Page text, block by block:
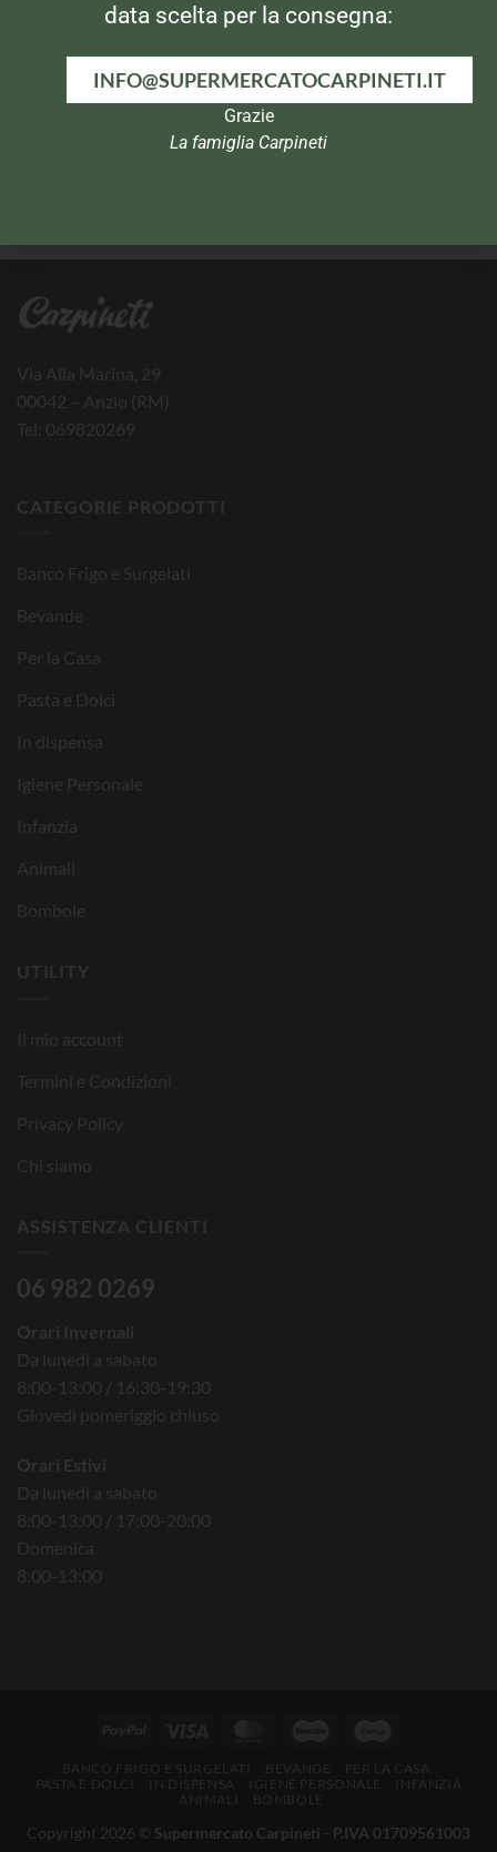
Via Alla Marina, 29
00042 – Anzio (RM)
Tel: 069820269
CATEGORIE PRODOTTI
Banco Frigo e Surgelati
Bevande
Per la Casa
Pasta e Dolci
In dispensa
Igiene Personale
Infanzia
Animali
Bombole
UTILITY
Il mio account
Termini e Condizioni
Privacy Policy
Chi siamo
ASSISTENZA CLIENTI
06 982 0269
Orari Invernali
Da lunedì a sabato
8:00-13:00 / 16:30-19:30
Giovedì pomeriggio chiuso
Orari Estivi
Da lunedì a sabato
8:00-13:00 / 17:00-20:00
Domenica
8:00-13:00
Copyright 2026 © Supermercato Carpineti - P.IVA 01709561003
data scelta per la consegna:
INFO@SUPERMERCATOCARPINETI.IT
Grazie
La famiglia Carpineti